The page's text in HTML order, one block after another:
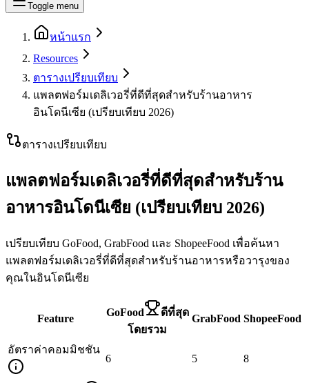
Toggle menu
หน้าแรก
Resources
ตารางเปรียบเทียบ
แพลตฟอร์มเดลิเวอรี่ที่ดีที่สุดสำหรับร้านอาหาร
อินโดนีเซีย (เปรียบเทียบ 2026)
ตารางเปรียบเทียบ
แพลตฟอร์มเดลิเวอรี่ที่ดีที่สุดสำหรับร้าน
อาหารอินโดนีเซีย (เปรียบเทียบ 2026)
เปรียบเทียบ GoFood, GrabFood และ ShopeeFood เพื่อค้นหา
แพลตฟอร์มเดลิเวอรี่ที่ดีที่สุดสำหรับร้านอาหารหรือวารุงของ
คุณในอินโดนีเซีย
Feature
GoFood
ดีที่สุด
โดยรวม
GrabFood ShopeeFood
อัตราค่าคอมมิชชัน
6 5 8